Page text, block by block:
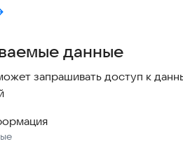
данные
запрашивать доступ к